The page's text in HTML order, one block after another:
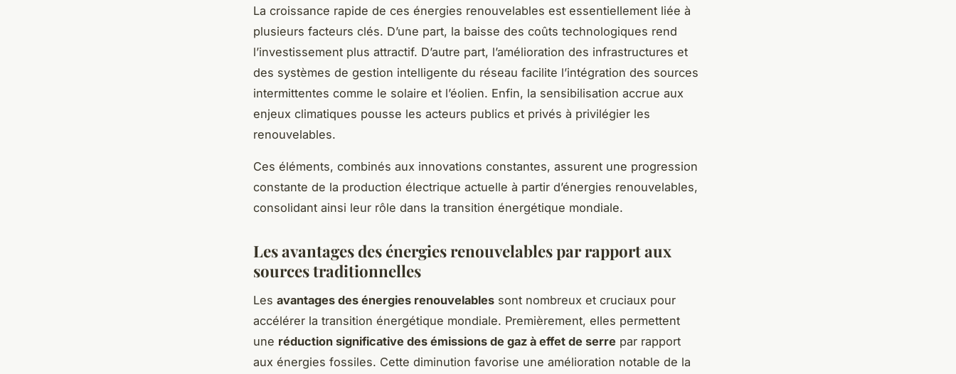
La croissance rapide de ces énergies renouvelables est essentiellement liée à
plusieurs facteurs clés. D’une part, la baisse des coûts technologiques rend
l’investissement plus attractif. D’autre part, l’amélioration des infrastructures et
des systèmes de gestion intelligente du réseau facilite l’intégration des sources
intermittentes comme le solaire et l’éolien. Enfin, la sensibilisation accrue aux
enjeux climatiques pousse les acteurs publics et privés à privilégier les
renouvelables.
Ces éléments, combinés aux innovations constantes, assurent une progression
constante de la production électrique actuelle à partir d’énergies renouvelables,
consolidant ainsi leur rôle dans la transition énergétique mondiale.
Les avantages des énergies renouvelables par rapport aux
sources traditionnelles
Les avantages des énergies renouvelables sont nombreux et cruciaux pour
accélérer la transition énergétique mondiale. Premièrement, elles permettent
une réduction significative des émissions de gaz à effet de serre par rapport
aux énergies fossiles. Cette diminution favorise une amélioration notable de la